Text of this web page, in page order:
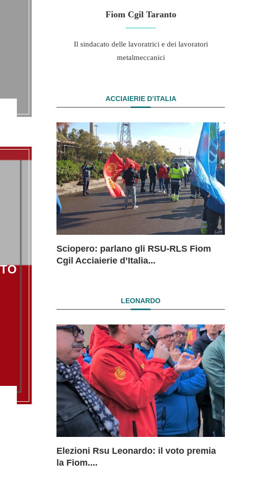
Fiom Cgil Taranto
Il sindacato delle lavoratrici e dei lavoratori
metalmeccanici
ACCIAIERIE D’ITALIA
Sciopero: parlano gli RSU-RLS Fiom
Cgil Acciaierie d’Italia...
LEONARDO
Elezioni Rsu Leonardo: il voto premia
la Fiom....